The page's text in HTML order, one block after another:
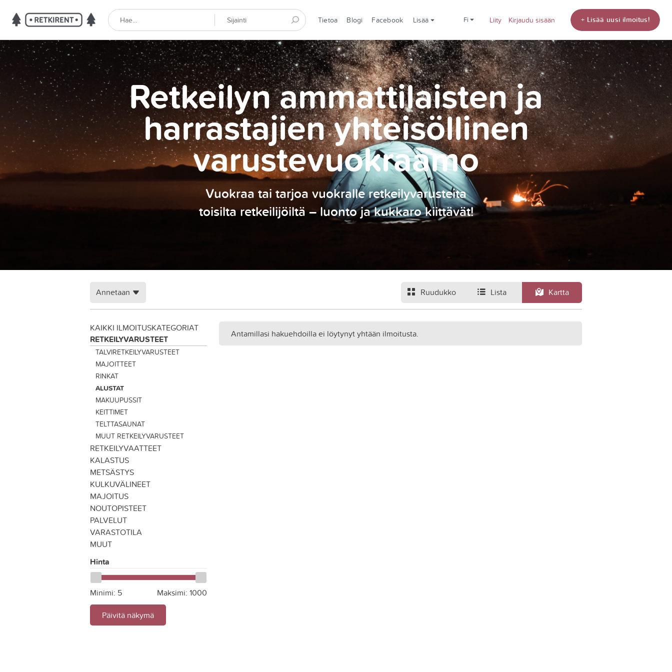
Tietoa Blogi Facebook Lisää fi Liity Kirjaudu sisään + Lisää uusi ilmoitus!
Retkeilyn ammattilaisten ja
harrastajien yhteisöllinen
varustevuokraamo
Vuokraa tai tarjoa vuokralle retkeilyvarusteita
toisilta retkeilijöiltä – luonto ja kukkaro kiittävät!
Ruudukko Lista Kartta
Annetaan
KAIKKI ILMOITUSKATEGORIAT
RETKEILYVARUSTEET
TALVIRETKEILYVARUSTEET
MAJOITTEET
RINKAT
ALUSTAT
MAKUUPUSSIT
KEITTIMET
TELTTASAUNAT
MUUT RETKEILYVARUSTEET
RETKEILYVAATTEET
KALASTUS
METSÄSTYS
KULKUVÄLINEET
MAJOITUS
NOUTOPISTEET
PALVELUT
VARASTOTILA
MUUT
Hinta
Minimi: 5 Maksimi: 1000
Päivitä näkymä
Antamillasi hakuehdoilla ei löytynyt yhtään ilmoitusta.